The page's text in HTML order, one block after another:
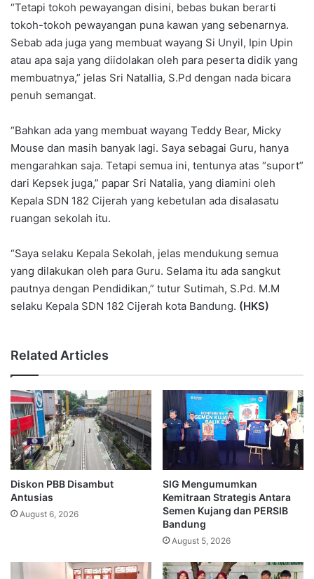
“Tetapi tokoh pewayangan disini, bebas bukan berarti
tokoh-tokoh pewayangan puna kawan yang sebenarnya.
Sebab ada juga yang membuat wayang Si Unyil, Ipin Upin
atau apa saja yang diidolakan oleh para peserta didik yang
membuatnya,” jelas Sri Natallia, S.Pd dengan nada bicara
penuh semangat.
“Bahkan ada yang membuat wayang Teddy Bear, Micky
Mouse dan masih banyak lagi. Saya sebagai Guru, hanya
mengarahkan saja. Tetapi semua ini, tentunya atas “suport”
dari Kepsek juga,” papar Sri Natalia, yang diamini oleh
Kepala SDN 182 Cijerah yang kebetulan ada disalasatu
ruangan sekolah itu.
“Saya selaku Kepala Sekolah, jelas mendukung semua
yang dilakukan oleh para Guru. Selama itu ada sangkut
pautnya dengan Pendidikan,” tutur Sutimah, S.Pd. M.M
selaku Kepala SDN 182 Cijerah kota Bandung. (HKS)
Related Articles
Diskon PBB Disambut
Antusias
August 6, 2026
SIG Mengumumkan
Kemitraan Strategis Antara
Semen Kujang dan PERSIB
Bandung
August 5, 2026